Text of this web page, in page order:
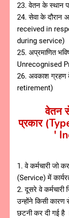
23. वेतन के स्थान
24. सेवा के दौरान
received in
during service)
25. अप्रमाणित
Unrecognised
26. अवकाश ग्रहण
retirement)
वेतन
प्रकार
'
1. वे कर्मचारी जो
(Service) में
2. दूसरे वे कर्मचारी
उन्होंने किसी कारण
छटनी कर दी गई है